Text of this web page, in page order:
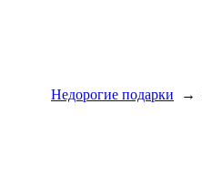
Недорогие подарки →